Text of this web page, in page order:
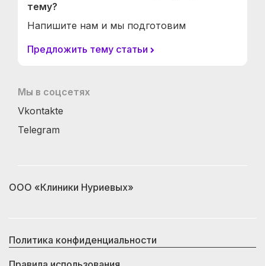
тему?
Напишите нам и мы подготовим
Предложить тему статьи
Мы в соцсетях
Vkontakte
Telegram
ООО «Клиники Нуриевых»
Политика конфиденциальности